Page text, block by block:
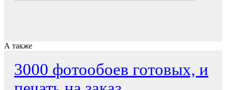
А также
3000 фотообоев готовых, и